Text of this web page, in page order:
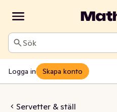
Sök
Logga in Skapa konto
Servetter & ställ
40x40cm FSC